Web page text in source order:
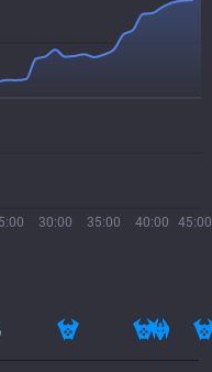
30:00 35:00 40:00 45:00